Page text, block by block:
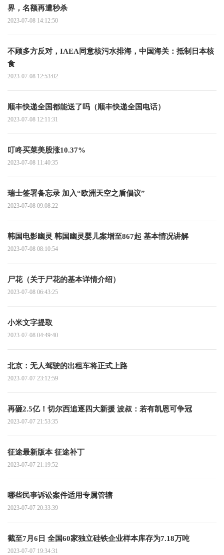
界，名额再遭秒杀
2023-07-08 14:12:50
不顾多方反对，IAEA同意核污水排海，中国海关：抵制日本核
食
2023-07-08 12:53:02
顺丰快递全国都能送了吗（顺丰快递全国电话）
2023-07-08 12:11:31
叮咚买菜美股涨10.37%
2023-07-08 11:40:35
瑞士签署备忘录 加入“欧洲天空之盾倡议”
2023-07-08 09:08:22
韩国电影幽灵 韩国幽灵婴儿案增至867起 基本情况讲解
2023-07-08 08:10:54
尸花（关于尸花的基本详情介绍）
2023-07-08 06:43:25
小米文字提取
2023-07-08 04:49:40
北京：无人驾驶的出租车将正式上路
2023-07-07 23:12:59
再砸2.5亿！切尔西追逐四大新援 波叔：若有凯恩可争冠
2023-07-07 21:53:35
征途最新版本 征途补丁
2023-07-07 21:19:52
哪些民事诉讼案件适用专属管辖
2023-07-07 20:33:39
截至7月6日 全国60家独立硅铁企业样本库存为7.18万吨
2023-07-07 19:34:31